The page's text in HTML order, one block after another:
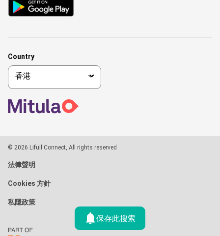
保存此搜索
Country
© 2026 Lifull Connect, All rights reserved
法律聲明
Cookies 方針
私隱政策